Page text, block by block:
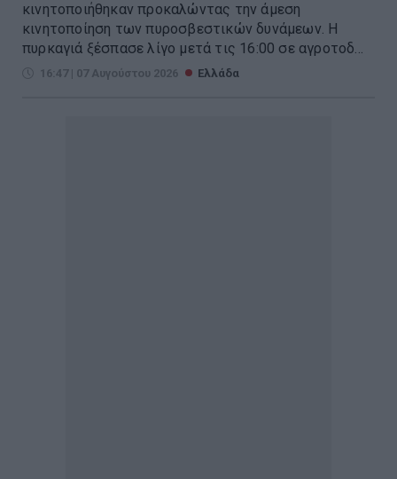
κινητοποιήθηκαν προκαλώντας την άμεση
κινητοποίηση των πυροσβεστικών δυνάμεων. Η
πυρκαγιά ξέσπασε λίγο μετά τις 16:00 σε αγροτοδ...
16:47 | 07 Αυγούστου 2026 Ελλάδα